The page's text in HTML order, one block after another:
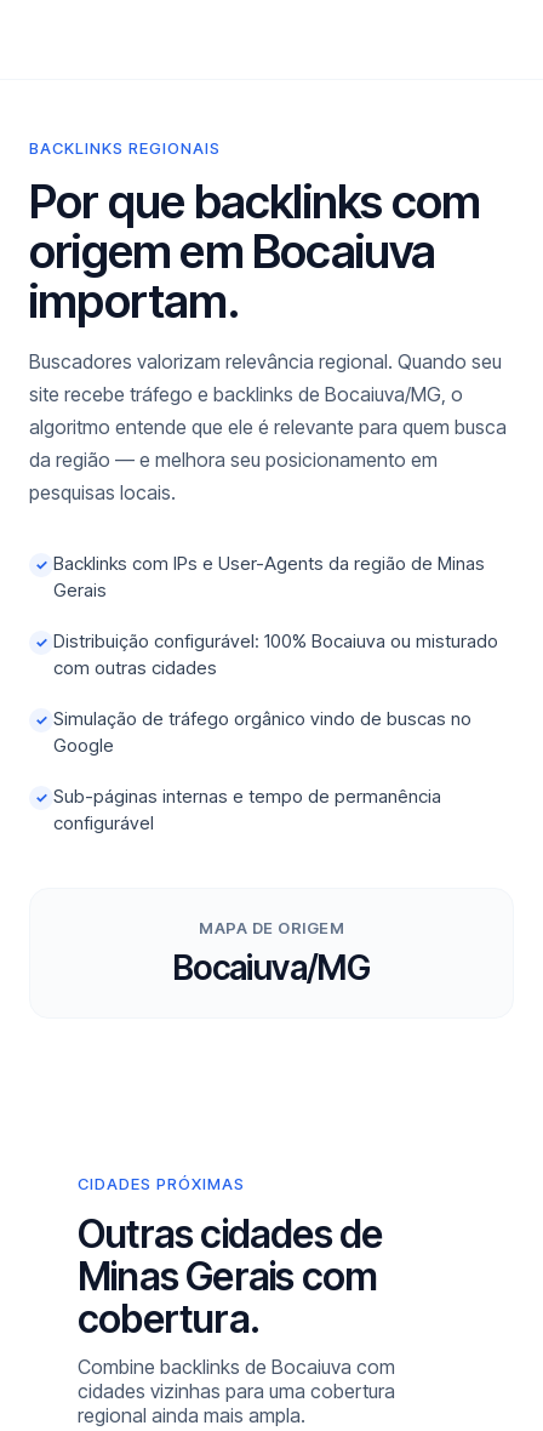
BACKLINKS REGIONAIS
Por que backlinks com
origem em Bocaiuva
importam.
Buscadores valorizam relevância regional. Quando seu
site recebe tráfego e backlinks de Bocaiuva/MG, o
algoritmo entende que ele é relevante para quem busca
da região — e melhora seu posicionamento em
pesquisas locais.
✓ Backlinks com IPs e User-Agents da região de Minas
Gerais
✓ Distribuição configurável: 100% Bocaiuva ou misturado
com outras cidades
✓ Simulação de tráfego orgânico vindo de buscas no
Google
✓ Sub-páginas internas e tempo de permanência
configurável
MAPA DE ORIGEM
Bocaiuva/MG
CIDADES PRÓXIMAS
Outras cidades de
Minas Gerais com
cobertura.
Combine backlinks de Bocaiuva com
cidades vizinhas para uma cobertura
regional ainda mais ampla.